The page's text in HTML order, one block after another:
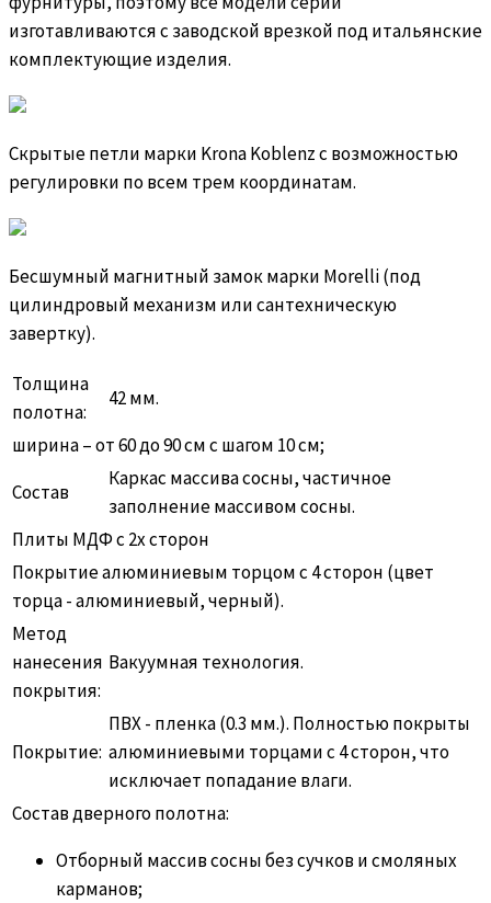
изготавливаются с заводской врезкой под итальянские
комплектующие изделия.
Скрытые петли марки Krona Koblenz с возможностью
регулировки по всем трем координатам.
Бесшумный магнитный замок марки Morelli (под
цилиндровый механизм или сантехническую
завертку).
Толщина
полотна:
42 мм.
ширина – от 60 до 90 см с шагом 10 см;
Состав
Каркас массива сосны, частичное
заполнение массивом сосны.
Плиты МДФ с 2х сторон
Покрытие алюминиевым торцом с 4 сторон (цвет
торца - алюминиевый, черный).
Метод
нанесения
покрытия:
Вакуумная технология.
Покрытие:
ПВХ - пленка (0.3 мм.). Полностью покрыты
алюминиевыми торцами с 4 сторон, что
исключает попадание влаги.
Состав дверного полотна:
Отборный массив сосны без сучков и смоляных
карманов;